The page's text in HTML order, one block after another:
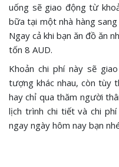
uống sẽ giao động từ
bữa tại một nhà hàng
Ngay cả khi bạn ăn đồ ăn
tốn 8 AUD.
Khoản chi phí này sẽ
tượng khác nhau, còn tùy
hay chỉ qua thăm người
lịch trình chi tiết và chi
ngay ngày hôm nay bạn